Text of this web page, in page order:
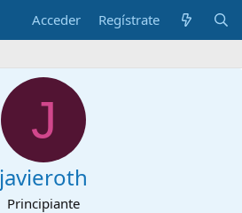
Acceder Regístrate
J
javieroth
Principiante